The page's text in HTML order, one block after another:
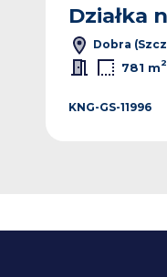
Działka
Dobra
781 m2
KNG-GS-11996